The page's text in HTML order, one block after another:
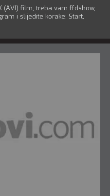
(AVI) film, treba vam ffdshow,
i slijedite korake: Start,